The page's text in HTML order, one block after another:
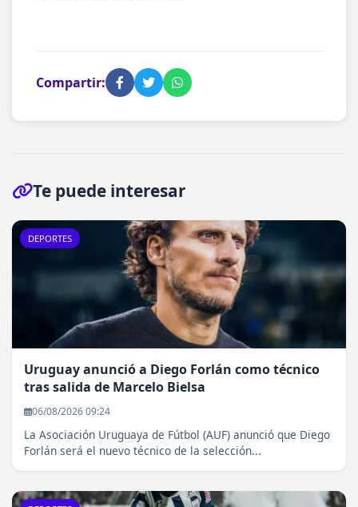
Compartir:
Te puede interesar
DEPORTES
Uruguay anunció a Diego Forlán como técnico
tras salida de Marcelo Bielsa
06/08/2026 09:24
La Asociación Uruguaya de Fútbol (AUF) anunció que Diego
Forlán será el nuevo técnico de la selección...